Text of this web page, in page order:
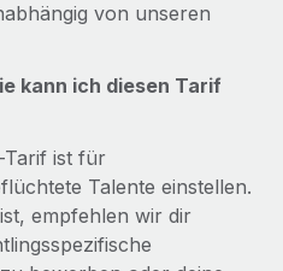
von unseren
kann ich diesen Tarif
Tarif ist für
Talente einstellen.
empfehlen wir dir